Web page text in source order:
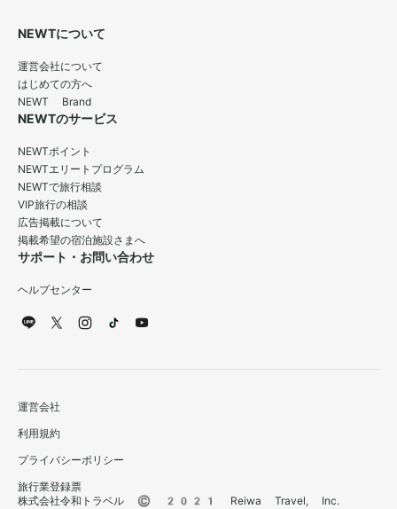
NEWTについて
運営会社について
はじめての方へ
NEWT Brand
NEWTのサービス
NEWTポイント
NEWTエリートプログラム
NEWTで旅行相談
VIP旅行の相談
広告掲載について
掲載希望の宿泊施設さまへ
サポート・お問い合わせ
ヘルプセンター
運営会社
利用規約
プライバシーポリシー
旅行業登録票
株式会社令和トラベル © 2021 Reiwa Travel, Inc.